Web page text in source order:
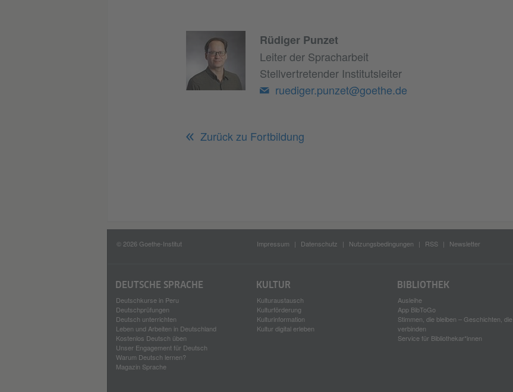
Rüdiger Punzet
Leiter der Spracharbeit
Stellvertretender Institutsleiter
ruediger.punzet@goethe.de
Zurück zu Fortbildung
© 2026 Goethe-Institut Impressum Datenschutz Nutzungsbedingungen RSS Newsletter
DEUTSCHE SPRACHE
Deutschkurse in Peru
Deutschprüfungen
Deutsch unterrichten
Leben und Arbeiten in Deutschland
Kostenlos Deutsch üben
Unser Engagement für Deutsch
Warum Deutsch lernen?
Magazin Sprache
KULTUR
Kulturaustausch
Kulturförderung
Kulturinformation
Kultur digital erleben
BIBLIOTHEK
Ausleihe
App BibToGo
Stimmen, die bleiben – Geschichten, die
verbinden
Service für Bibliothekar*innen